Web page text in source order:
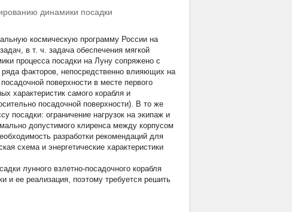
динамики посадки
космическую программу России на
в т. ч. задача обеспечения мягкой
процесса посадки на Луну сопряжено с
факторов, непосредственно влияющих на
поверхности в месте первого
характеристик самого корабля и
посадочной поверхности). В то же
посадки: ограничение нагрузок на экипаж и
допустимого клиренса между корпусом
разработки рекомендаций для
схема и энергетические характеристики
лунного взлетно-посадочного корабля
и ее реализация, поэтому требуется решить